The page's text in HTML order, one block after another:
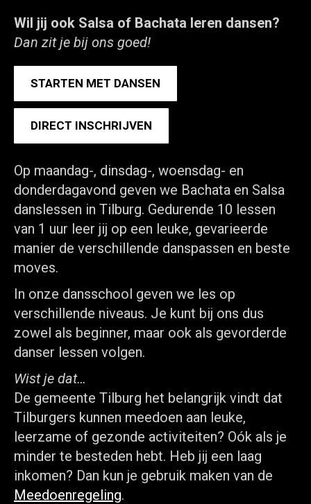
Wil jij ook Salsa of Bachata leren dansen?
Dan zit je bij ons goed!
STARTEN MET DANSEN
DIRECT INSCHRIJVEN
Op maandag-, dinsdag-, woensdag- en
donderdagavond geven we Bachata en Salsa
danslessen in Tilburg. Gedurende 10 lessen
van 1 uur leer jij op een leuke, gevarieerde
manier de verschillende danspassen en beste
moves.
In onze dansschool geven we les op
verschillende niveaus. Je kunt bij ons dus
zowel als beginner, maar ook als gevorderde
danser lessen volgen.
Wist je dat…
De gemeente Tilburg het belangrijk vindt dat
Tilburgers kunnen meedoen aan leuke,
leerzame of gezonde activiteiten? Oók als je
minder te besteden hebt. Heb jij een laag
inkomen? Dan kun je gebruik maken van de
Meedoenregeling.